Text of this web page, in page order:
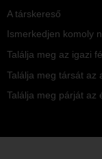
A társkereső
Ismerkedjen komoly
Találja meg az igazi
Találja meg társát az
Találja meg párját az